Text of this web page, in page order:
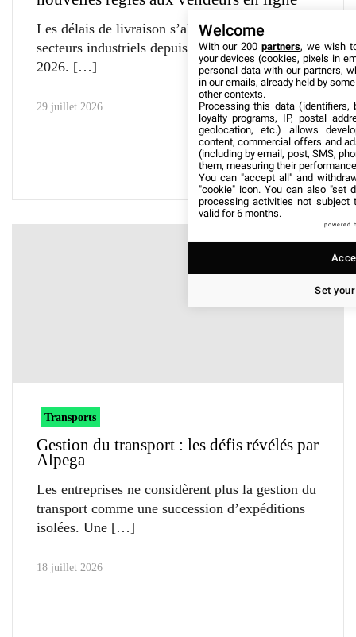
Les délais de livraison s’allongent dans plusieurs
secteurs industriels depuis le début de l’année
2026.
29 juillet 2026
Transports
Gestion du transport : les défis révélés par
Alpega
Les entreprises ne considèrent plus la gestion du
transport comme une succession d’expéditions
isolées. Une
18 juillet 2026
Welcome
With our 200partners, we wish
your devices (cookies, pixels in
personal data with our partners,
in our emails, already held by
other contexts.
Processing this data (identifiers,
loyalty programs, IP, postal
geolocation, etc.) allows
content, commercial offers and
(including by email, post, SMS,
them, measuring their
You can "accept all" and
"cookie" icon. You can also "set
processing activities not subject
valid for 6 months.
powered
Set